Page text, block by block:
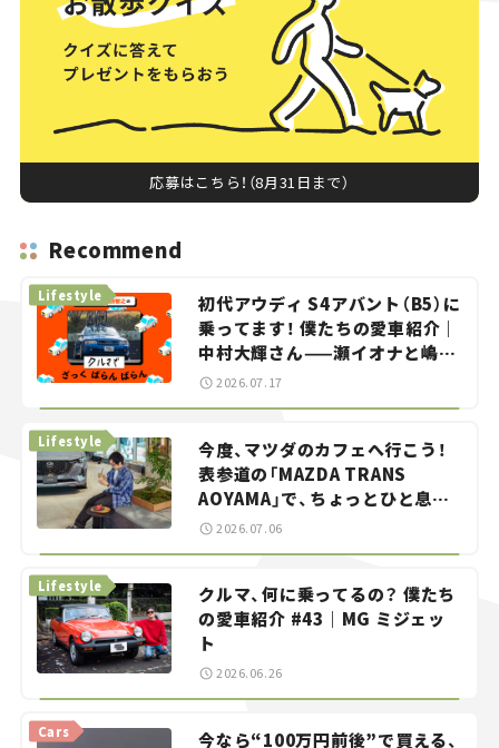
応募はこちら！（8月31日まで）
Recommend
初代アウディ S4アバント（B5）に
乗ってます！ 僕たちの愛車紹介｜
中村大輝さん——瀬イオナと嶋田
智之の「クルマでざっくばらんば
らん！」＃20
Lifestyle
2026.07.17
今度、マツダのカフェへ行こう！
表参道の「MAZDA TRANS
AOYAMA」で、ちょっとひと息。
——連載｜CCGとクルマでどうす
Lifestyle
2026.07.06
クルマ、何に乗ってるの？ 僕たち
の愛車紹介 #43｜MG ミジェッ
ト
Lifestyle
2026.06.26
今なら“100万円前後”で買える、
Cars